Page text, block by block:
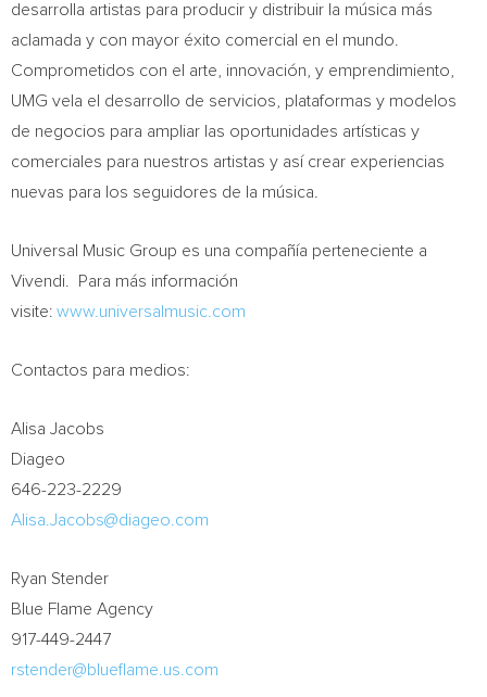
desarrolla artistas para producir y distribuir la música más
aclamada y con mayor éxito comercial en el mundo.
Comprometidos con el arte, innovación, y emprendimiento,
UMG vela el desarrollo de servicios, plataformas y modelos
de negocios para ampliar las oportunidades artísticas y
comerciales para nuestros artistas y así crear experiencias
nuevas para los seguidores de la música.
Universal Music Group es una compañía perteneciente a
Vivendi. Para más información
visite: www.universalmusic.com
Contactos para medios:
Alisa Jacobs
Diageo
646-223-2229
Alisa.Jacobs@diageo.com
Ryan Stender
Blue Flame Agency
917-449-2447
rstender@blueflame.us.com